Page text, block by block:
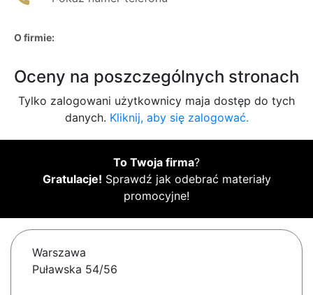
O firmie:
Oceny na poszczególnych stronach
Tylko zalogowani użytkownicy maja dostęp do tych
danych. Kliknij, aby się zalogować.
To Twoja firma?
Gratulacje! Sprawdź jak odebrać materiały
promocyjne!
Warszawa
Puławska 54/56